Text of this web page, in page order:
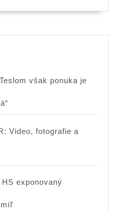
celej
však ponuka je
Video, fotografie a
exponovaný
míľ